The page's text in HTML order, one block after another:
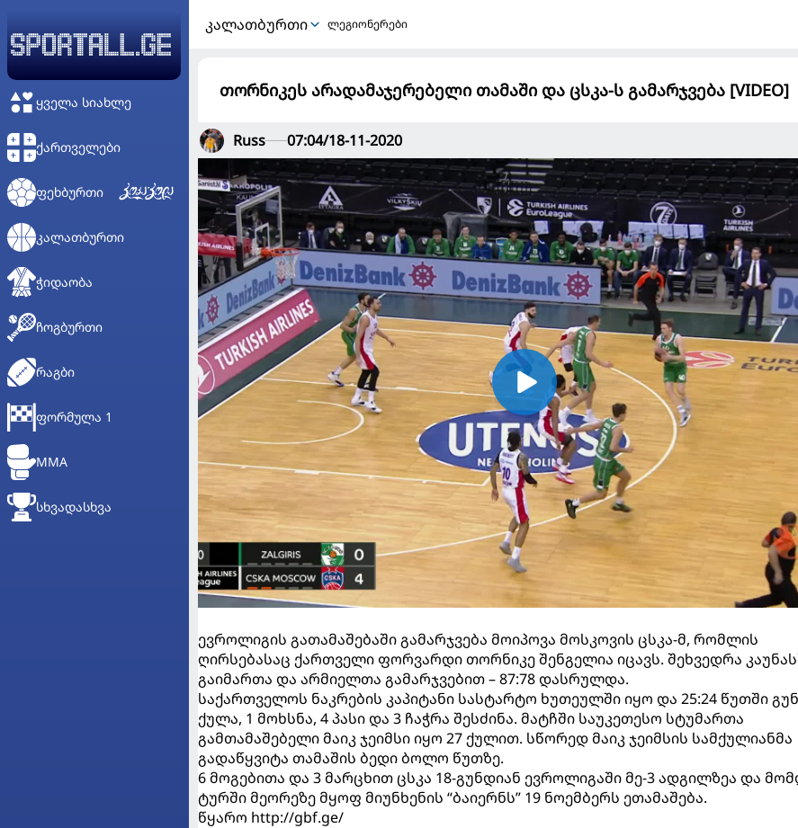
ᲧᲕᲔᲚᲐ ᲡᲘᲐᲮᲚᲔ
ᲥᲐᲠᲗᲕᲔᲚᲔᲑᲘ
ᲤᲔᲮᲑᲣᲠᲗᲘ
ᲙᲐᲚᲐᲗᲑᲣᲠᲗᲘ
ᲭᲘᲓᲐᲝᲑᲐ
ᲩᲝᲒᲑᲣᲠᲗᲘ
ᲠᲐᲒᲑᲘ
ᲤᲝᲠᲛᲣᲚᲐ 1
MMA
ᲡᲮᲕᲐᲓᲐᲡᲮᲕᲐ
ᲙᲐᲚᲐᲗᲑᲣᲠᲗᲘ ლეგიონერები
თორნიკეს არადამაჯერებელი თამაში და ცსკა-ს გამარჯვება [VIDEO]
Russ 07:04/18-11-2020
ევროლიგის გათამაშებაში გამარჯვება მოიპოვა მოსკოვის ცსკა-მ, რომლის
ღირსებასაც ქართველი ფორვარდი თორნიკე შენგელია იცავს. შეხვედრა
გაიმართა და არმიელთა გამარჯვებით – 87:78 დასრულდა.
საქართველოს ნაკრების კაპიტანი სასტარტო ხუთეულში იყო და 25:24 წუთში
ქულა, 1 მოხსნა, 4 პასი და 3 ჩაჭრა შესძინა. მატჩში საუკეთესო სტუმართა
გამთამაშებელი მაიკ ჯეიმსი იყო 27 ქულით. სწორედ მაიკ ჯეიმსის სამქულიანმა
გადაწყვიტა თამაშის ბედი ბოლო წუთზე.
6 მოგებითა და 3 მარცხით ცსკა 18-გუნდიან ევროლიგაში მე-3 ადგილზეა და
ტურში მეორეზე მყოფ მიუნხენის “ბაიერნს” 19 ნოემბერს ეთამაშება.
წყარო http://gbf.ge/